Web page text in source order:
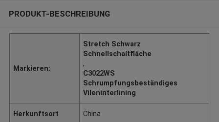
PRODUKT-BESCHREIBUNG
Markieren:
Stretch Schwarz
Schnellschaltfläche
,
C3022WS
Schrumpfungsbeständiges
Vileninterlining
Herkunftsort China